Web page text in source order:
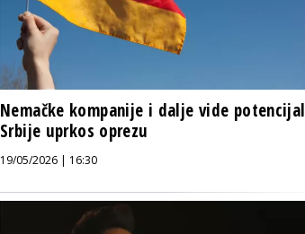
Nemačke kompanije i dalje vide potencijal
Srbije uprkos oprezu
19/05/2026 | 16:30